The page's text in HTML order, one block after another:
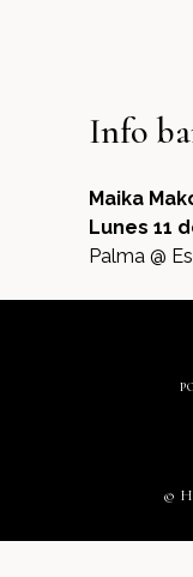
Info
Maika
Lunes 11
Palma @
©